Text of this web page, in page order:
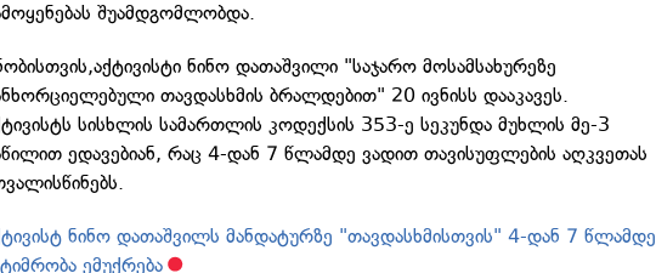
შუამდგომლობდა.
ნინო დათაშვილი "საჯარო მოსამსახურეზე
თავდასხმის ბრალდებით" 20 ივნისს დააკავეს.
სისხლის სამართლის კოდექსის 353-ე სეკუნდა მუხლის მე-3
ედავებიან, რაც 4-დან 7 წლამდე ვადით თავისუფლების აღკვეთას
ნინო დათაშვილს მანდატურზე "თავდასხმისთვის" 4-დან 7 წლამდე
ემუქრება